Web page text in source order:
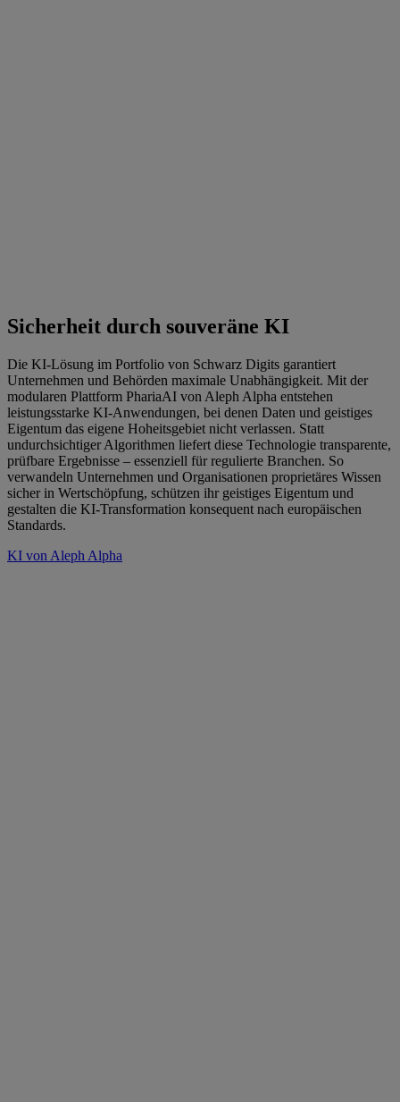
Sicherheit durch souveräne KI
Die KI-Lösung im Portfolio von Schwarz Digits garantiert
Unternehmen und Behörden maximale Unabhängigkeit. Mit der
modularen Plattform PhariaAI von Aleph Alpha entstehen
leistungsstarke KI-Anwendungen, bei denen Daten und geistiges
Eigentum das eigene Hoheitsgebiet nicht verlassen. Statt
undurchsichtiger Algorithmen liefert diese Technologie transparente,
prüfbare Ergebnisse – essenziell für regulierte Branchen. So
verwandeln Unternehmen und Organisationen proprietäres Wissen
sicher in Wertschöpfung, schützen ihr geistiges Eigentum und
gestalten die KI-Transformation konsequent nach europäischen
Standards.
KI von Aleph Alpha